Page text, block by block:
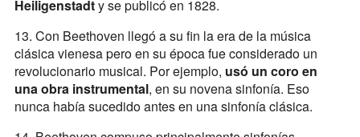
Heiligenstadty se publicó en 1828.
13. Con Beethoven llegó a su fin la era de la música
clásica vienesa pero en su época fue considerado un
revolucionario musical. Por ejemplo, usó un coro en
una obra instrumental, en su novena sinfonía. Eso
nunca había sucedido antes en una sinfonía clásica.